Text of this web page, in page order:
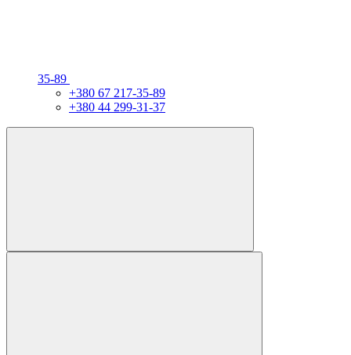
35-89
+380 67 217-35-89
+380 44 299-31-37